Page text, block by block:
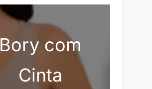
Bory com
Cinta